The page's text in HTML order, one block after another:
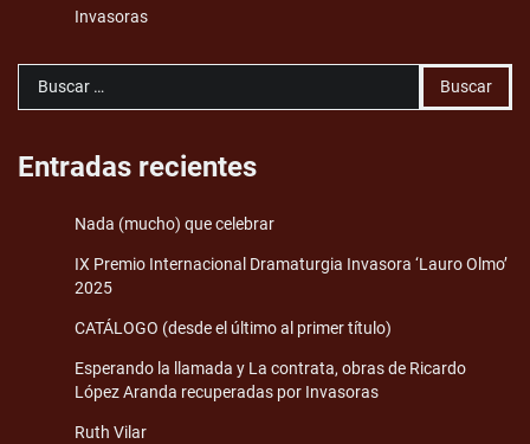
Invasoras
Buscar:
Entradas recientes
Nada (mucho) que celebrar
IX Premio Internacional Dramaturgia Invasora ‘Lauro Olmo’
2025
CATÁLOGO (desde el último al primer título)
Esperando la llamada y La contrata, obras de Ricardo
López Aranda recuperadas por Invasoras
Ruth Vilar